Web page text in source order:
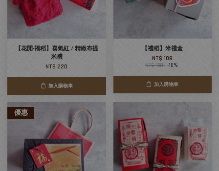
【花開‧福稻】喜氣紅 / 精緻布提
米禮
NT$ 220
加入購物車
【禮稻】米禮盒
NT$ 108
NT$ 120 -10%
加入購物車
優惠